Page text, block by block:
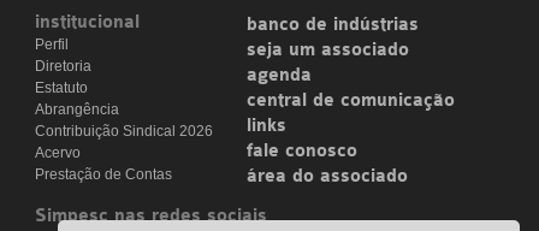
institucional
Perfil
Diretoria
Estatuto
Abrangência
Contribuição Sindical 2026
Acervo
Prestação de Contas
banco de indústrias
seja um associado
agenda
central de comunicação
links
fale conosco
área do associado
Simpesc nas redes sociais